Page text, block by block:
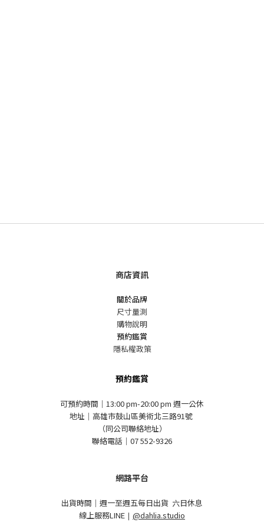
商店資訊
關於品牌
尺寸量測
購物說明
預約鑑賞
隱私權政策
預約鑑賞
可預約時間｜13:00 pm-20:00 pm 週一公休
地址｜高雄市鼓山區美術北三路91號
（同公司聯絡地址）
聯絡電話｜07 552-9326
網路平台
出貨時間｜週一至週五每日出貨 六日休息
線上服務LINE ｜ @dahlia.studio